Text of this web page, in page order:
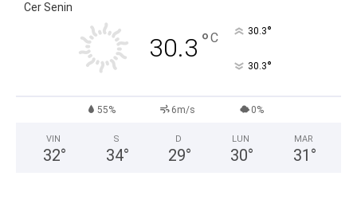
Cer Senin
30.3 °C 30.3°
30.3°
55% 6m/s 0%
VIN
32°
S
34°
D
29°
LUN
30°
MAR
31 °